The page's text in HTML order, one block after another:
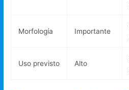
Morfología Importante
Uso previsto Alto